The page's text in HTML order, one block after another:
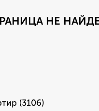
НЕ
(3106)